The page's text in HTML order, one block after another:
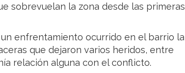
sobrevuelan la zona desde las primeras
enfrentamiento ocurrido en el barrio la
que dejaron varios heridos, entre
relación alguna con el conflicto.